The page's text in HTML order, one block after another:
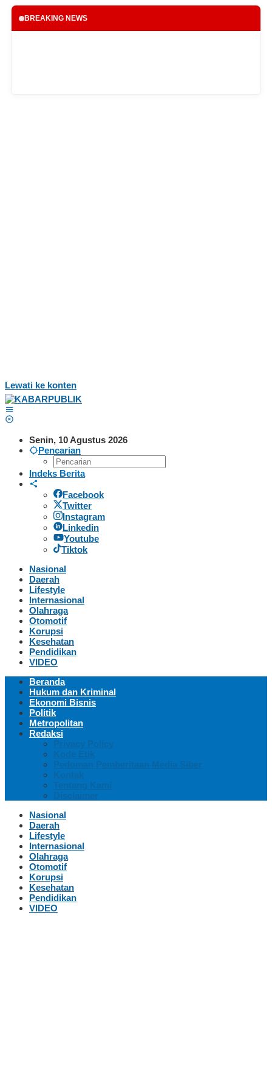
BREAKING NEWS
Lewati ke konten
Senin, 10 Agustus 2026
Pencarian
Indeks Berita
Facebook
Twitter
Instagram
Linkedin
Youtube
Tiktok
Nasional
Daerah
Lifestyle
Internasional
Olahraga
Otomotif
Korupsi
Kesehatan
Pendidikan
VIDEO
Beranda
Hukum dan Kriminal
Ekonomi Bisnis
Politik
Metropolitan
Redaksi
Privacy Policy
Kode Etik
Pedoman Pemberitaan Media Siber
Kontak
Tentang Kami
Disclaimer
Nasional
Daerah
Lifestyle
Internasional
Olahraga
Otomotif
Korupsi
Kesehatan
Pendidikan
VIDEO